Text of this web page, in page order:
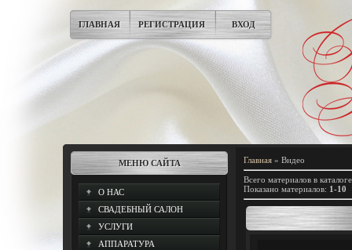
ГЛАВНАЯ РЕГИСТРАЦИЯ ВХОД
МЕНЮ САЙТА
О НАС
СВАДЕБНЫЙ САЛОН
УСЛУГИ
АППАРАТУРА
Главная » Видео
Всего материалов в каталоге
Показано материалов: 1-10